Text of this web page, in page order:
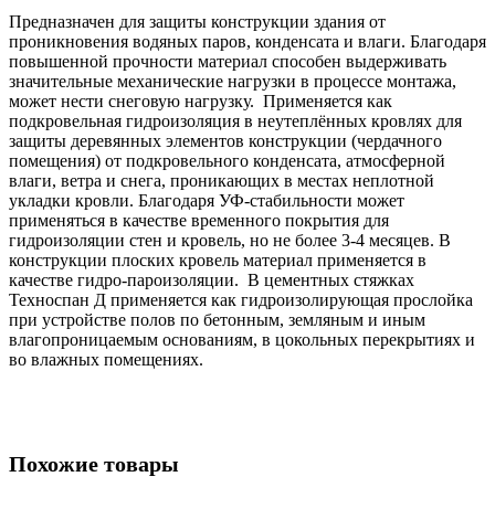
Предназначен для защиты конструкции здания от
проникновения водяных паров, конденсата и влаги. Благодаря
повышенной прочности материал способен выдерживать
значительные механические нагрузки в процессе монтажа,
может нести снеговую нагрузку. Применяется как
подкровельная гидроизоляция в неутеплённых кровлях для
защиты деревянных элементов конструкции (чердачного
помещения) от подкровельного конденсата, атмосферной
влаги, ветра и снега, проникающих в местах неплотной
укладки кровли. Благодаря УФ-стабильности может
применяться в качестве временного покрытия для
гидроизоляции стен и кровель, но не более 3-4 месяцев. В
конструкции плоских кровель материал применяется в
качестве гидро-пароизоляции. В цементных стяжках
Техноспан Д применяется как гидроизолирующая прослойка
при устройстве полов по бетонным, земляным и иным
влагопроницаемым основаниям, в цокольных перекрытиях и
во влажных помещениях.
Похожие товары